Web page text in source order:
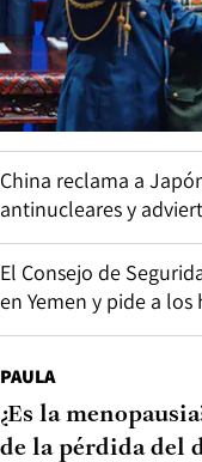
China reclama a
antinucleares y
El Consejo de
en Yemen y pide a
PAULA
¿Es la
de la pérdida del